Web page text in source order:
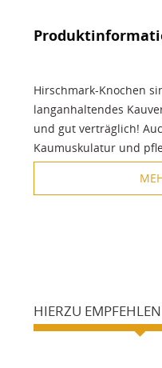
Hirschmark-Knochen
langanhaltendes
und gut verträglich!
Kaumuskulatur und
schonend
Zutaten:Hirsch-
Inhaltsstoffe:
HIERZU